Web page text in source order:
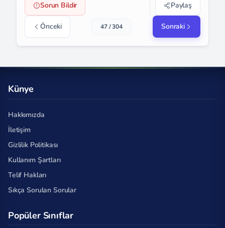
Sorun Bildir Paylaş
Önceki 47 / 304 Sonraki
Künye
Hakkımızda
İletişim
Gizlilik Politikası
Kullanım Şartları
Telif Hakları
Sıkça Sorulan Sorular
Popüler Sınıflar